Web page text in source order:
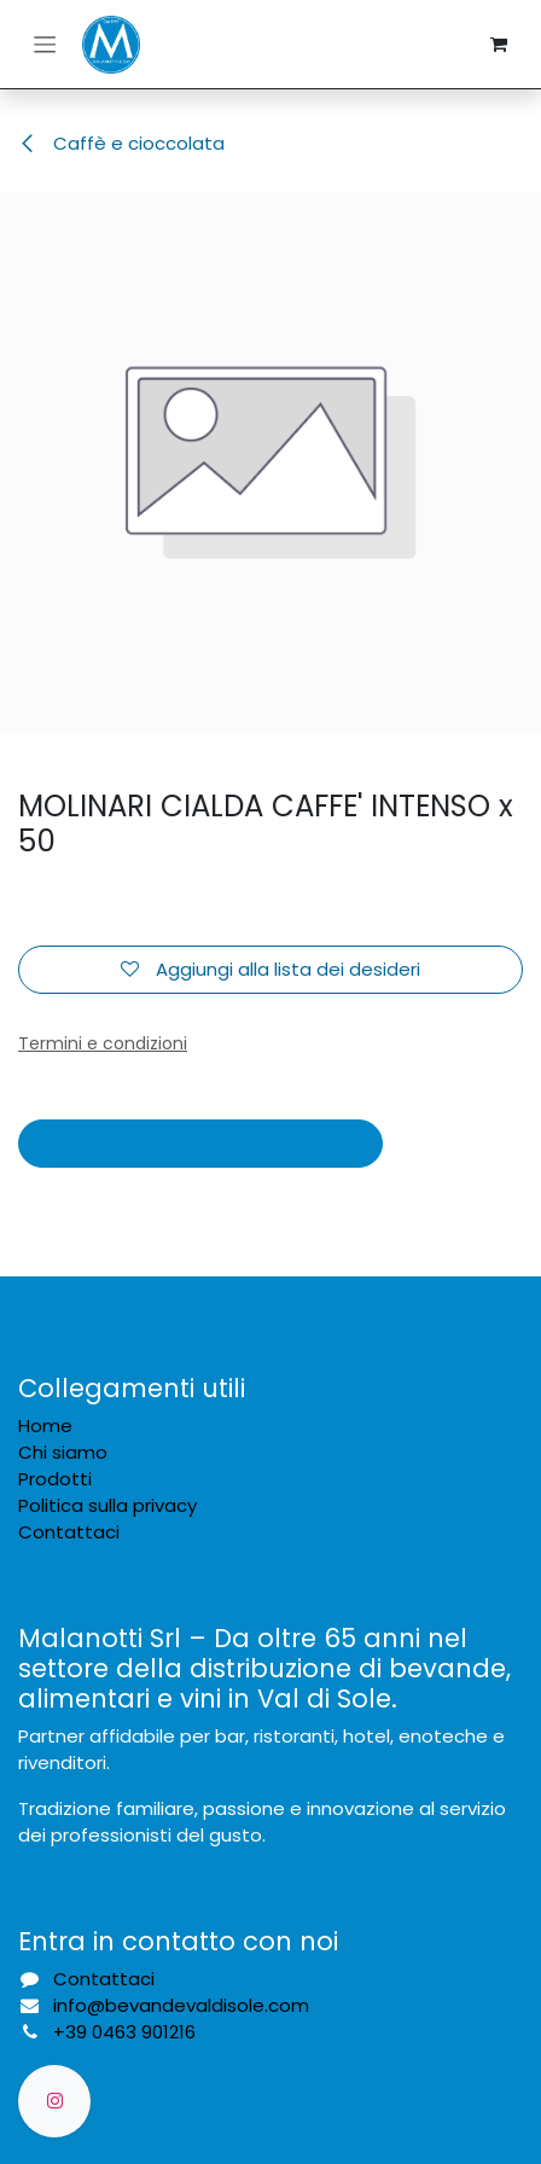
Passa al contenuto
Caffè e cioccolata
MOLINARI CIALDA CAFFE' INTENSO x
50
Aggiungi alla lista dei desideri
Termini e condizioni
Collegamenti utili
Home
Chi siamo
Prodotti
Politica sulla privacy
Contattaci
Malanotti Srl – Da oltre 65 anni nel
settore della distribuzione di bevande,
alimentari e vini in Val di Sole.
Partner affidabile per bar, ristoranti, hotel, enoteche e
rivenditori.
Tradizione familiare, passione e innovazione al servizio
dei professionisti del gusto.
Entra in contatto con noi
Contattaci
info@bevandevaldisole.com
+39 0463 901216